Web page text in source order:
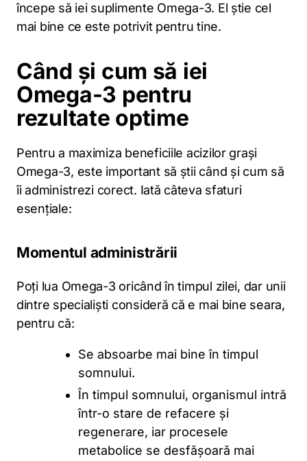
începe să iei suplimente Omega-3. El știe cel
mai bine ce este potrivit pentru tine.
Când și cum să iei
Omega-3 pentru
rezultate optime
Pentru a maximiza beneficiile acizilor grași
Omega-3, este important să știi când și cum să
îi administrezi corect. Iată câteva sfaturi
esențiale:
Momentul administrării
Poți lua Omega-3 oricând în timpul zilei, dar unii
dintre specialiști consideră că e mai bine seara,
pentru că:
Se absoarbe mai bine în timpul
somnului.
În timpul somnului, organismul intră
într-o stare de refacere și
regenerare, iar procesele
metabolice se desfășoară mai